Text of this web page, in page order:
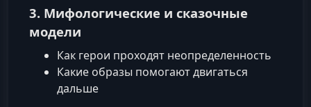
3. Мифологические и сказочные
модели
Как герои проходят неопределенность
Какие образы помогают двигаться
дальше